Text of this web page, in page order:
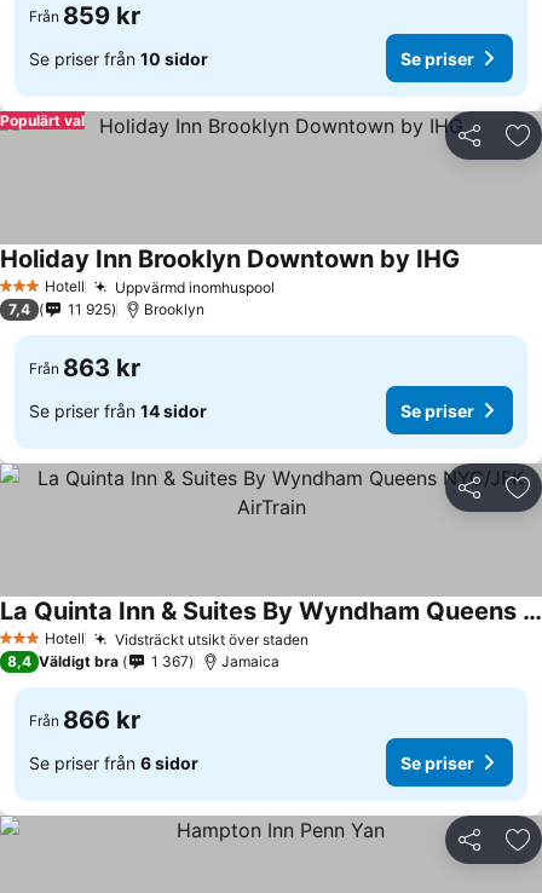
Från 859 kr
Se priser från 10 sidor Se priser
Dela
Populärt val
3 StjärnorHotell Uppvärmd inomhuspool
Holiday Inn Brooklyn Downtown by IHG
7,4 11 925 Brooklyn
Från 863 kr
Se priser från 14 sidor Se priser
Dela
3 StjärnorHotell Vidsträckt utsikt över staden
La Quinta Inn & Suites By Wyndham Queens NYC/JFK AirTrain
8,4 Väldigt bra 1 367 Jamaica
Från 866 kr
Se priser från 6 sidor Se priser
Dela